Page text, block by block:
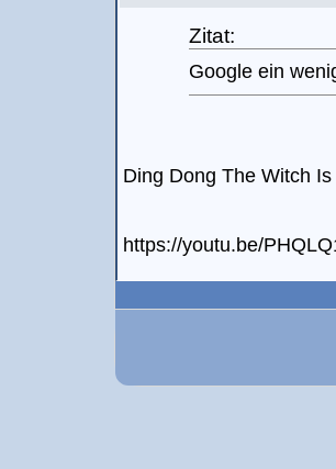
Zitat:
Google ein
Ding Dong The Witch Is
https://youtu.be/